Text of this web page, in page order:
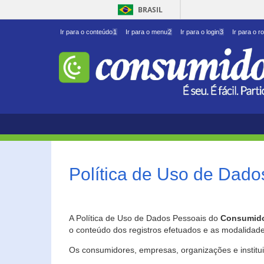
BRASIL
Ir para o conteúdo1 Ir para o menu2 Ir para o login3 Ir para o
Política de Uso de
A Política de Uso de Dados Pessoais do
o conteúdo dos registros efetuados e as
Os consumidores, empresas, organizações e